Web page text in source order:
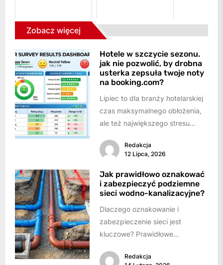
Zobacz więcej
Hotele w szczycie sezonu.
jak nie pozwolić, by drobna
usterka zepsuła twoje noty
na booking.com?
Lipiec to dla branży hotelarskiej
czas maksymalnego obłożenia,
ale też największego stresu
w szwach, a personel dwoi...
Redakcja
12 Lipca, 2026
Jak prawidłowo oznakować
i zabezpieczyć podziemne
sieci wodno-kanalizacyjne?
Dlaczego oznakowanie i
zabezpieczenie sieci jest
kluczowe? Prawidłowe
podziemnych sieci wodno-
Redakcja